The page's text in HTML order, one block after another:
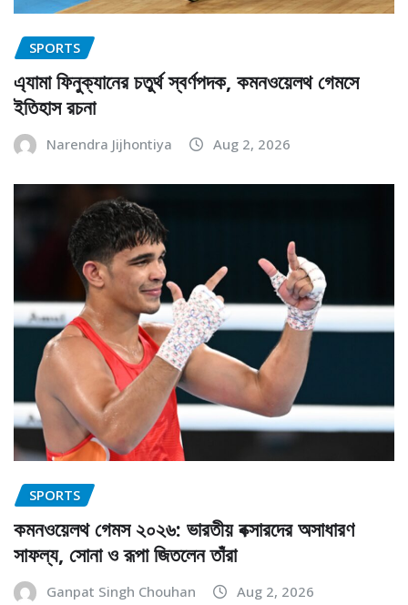
SPORTS
এ্যামা ফিনুক্যানের চতুর্থ স্বর্ণপদক, কমনওয়েলথ গেমসে
ইতিহাস রচনা
Narendra Jijhontiya Aug 2, 2026
SPORTS
কমনওয়েলথ গেমস ২০২৬: ভারতীয় বক্সারদের অসাধারণ
সাফল্য, সোনা ও রূপা জিতলেন তাঁরা
Ganpat Singh Chouhan Aug 2, 2026